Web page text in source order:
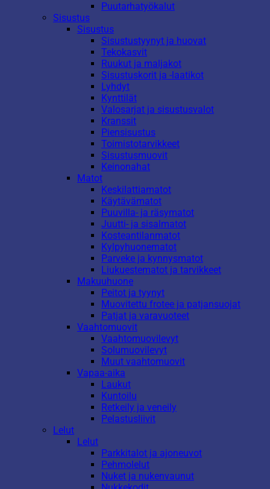
Puutarhatyökalut
Sisustus
Sisustus
Sisustustyynyt ja huovat
Tekokasvit
Ruukut ja maljakot
Sisustuskorit ja -laatikot
Lyhdyt
Kynttilät
Valosarjat ja sisustusvalot
Kranssit
Piensisustus
Toimistotarvikkeet
Sisustusmuovit
Keinonahat
Matot
Keskilattiamatot
Käytävämatot
Puuvilla- ja räsymatot
Juutti- ja sisalmatot
Kosteantilanmatot
Kylpyhuonematot
Parveke ja kynnysmatot
Liukuestematot ja tarvikkeet
Makuuhuone
Peitot ja tyynyt
Muovitettu frotee ja patjansuojat
Patjat ja varavuoteet
Vaahtomuovit
Vaahtomuovilevyt
Solumuovilevyt
Muut vaahtomuovit
Vapaa-aika
Laukut
Kuntoilu
Retkeily ja veneily
Pelastusliivit
Lelut
Lelut
Parkkitalot ja ajoneuvot
Pehmolelut
Nuket ja nukenvaunut